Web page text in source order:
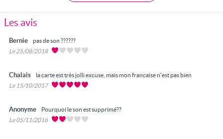
Les avis
Bernie
pas de son ??????
Le 25/08/2018
Chalais
la carte est très jolli excuse, mais mon francaise n'est pas bien
Le 15/10/2017
Anonyme
Pourquoi le son est supprimé??
Le 05/11/2016